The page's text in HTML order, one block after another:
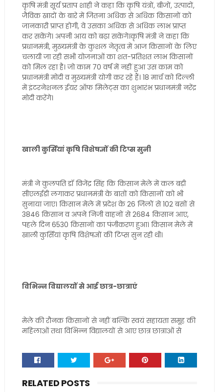
कृषि मंत्री सूर्य प्रताप शाही ने कहा कि कृषि यंत्रों, बीजों, उत्पादों,
जैविक खादों के बारे में जितना अधिक से अधिक किसानों को
जानकारी प्राप्त होगी, वे उसका अधिक से अधिक लाभ प्राप्त
कर सकेंगे। अपनी आय को बढ़ा सकेंगे।कृषि मंत्री ने कहा कि
प्रधानमंत्री, मुख्यमंत्री के कुशल नेतृत्व में आज किसानों के लिए
चलायी जा रही सभी योजनाओं का शत-प्रतिशत लाभ किसानों
को मिल रहा है। जो काम 70 वर्ष में नहीं हुआ उस काम को
प्रधानमंत्री मोदी व मुख्यमंत्री योगी कर रहे हैं। 18 मार्च को द‍िल्ली
में इंटरनेशनल ईयर ऑफ म‍िलेट्स का शुभारंभ प्रधानमंत्री नरेंद्र
मोदी करेंगे।
खाली कुर्सियां कृषि विशेषज्ञों की टिप्स सुनी
मंत्री ने कुलपति डॉ विजेंद्र सिंह कि किसान मेले में कल बड़ी
सीएलईडी लगाकर प्रधानमंत्री के बातों को किसानों को भी
सुनाया जाए। किसान मेले में प्रदेश के 26 जिलों से 102 बसों से
3846 किसान व अपने निजी वाहनों से 2684 किसान आए,
पहले दिन 6530 किसानों का पंजीकरण हुआ। किसान मेले में
खाली कुर्सियां कृषि विशेषज्ञों की टिप्स सुन रही थी।
विभिन्न विद्यालयों से आई छात्र-छात्राएं
मेले की रौनक किसानों से नहीं बल्कि स्वयं सहायता समूह की
महिलाओं तथा विभिन्न विद्यालयों से आए छात्र छात्राओं से
RELATED POSTS